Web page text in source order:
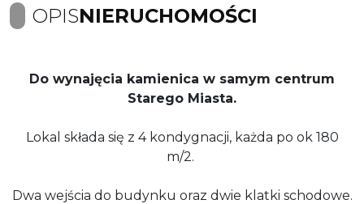
OPISNIERUCHOMOŚCI
Do wynajęcia kamienica w samym centrum
Starego Miasta.
Lokal składa się z 4 kondygnacji, każda po ok 180
m/2.
Dwa wejścia do budynku oraz dwie klatki schodowe.